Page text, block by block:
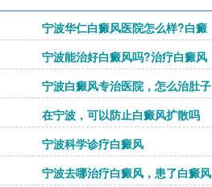
宁波华仁白癜风医院怎么样?白癜
宁波能治好白癜风吗?治疗白癜风
宁波白癜风专治医院，怎么治肚子
在宁波，可以防止白癜风扩散吗
宁波科学诊疗白癜风
宁波去哪治疗白癜风，患了白癜风